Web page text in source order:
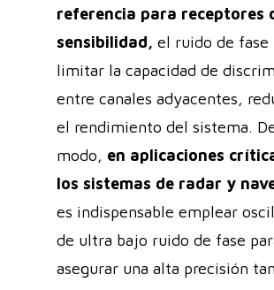
referencia para receptores
sensibilidad, el ruido de fase
limitar la capacidad de
entre canales adyacentes,
el rendimiento del sistema.
modo, en aplicaciones
los sistemas de radar y
es indispensable emplear
de ultra bajo ruido de fase
asegurar una alta precisión